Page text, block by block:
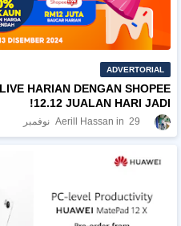
ADVERTORIAL
HARIAN DENGAN SHOPEE
12.12 JUALAN HARI JADI!
Aerill Hassan 29 نوفمبر